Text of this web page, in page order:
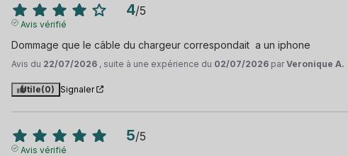
4/5
Avis vérifié
Dommage que le câble du chargeur correspondait  a un iphone
Avis du 22/07/2026 , suite à une expérience du 02/07/2026 parVeronique A.
Utile(0) Signaler
5/5
Avis vérifié